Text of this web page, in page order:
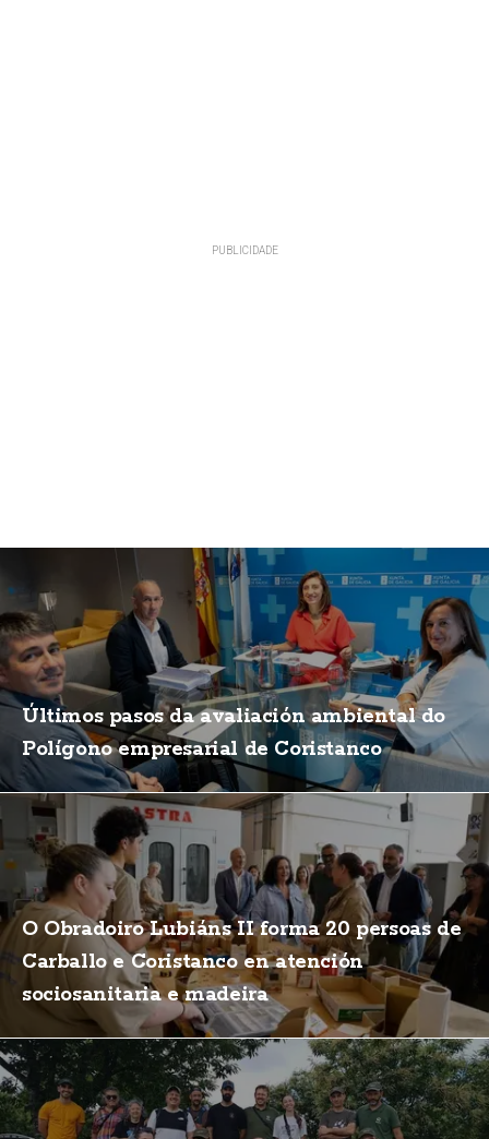
Últimos pasos da avaliación ambiental do
Polígono empresarial de Coristanco
O Obradoiro Lubiáns II forma 20 persoas de
Carballo e Coristanco en atención
sociosanitaria e madeira